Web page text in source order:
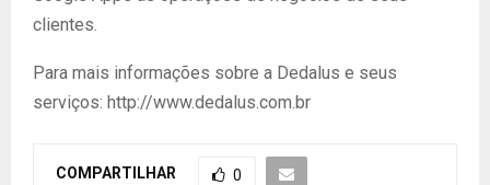
clientes.
Para mais informações sobre a Dedalus e seus
serviços: http://www.dedalus.com.br
COMPARTILHAR 0